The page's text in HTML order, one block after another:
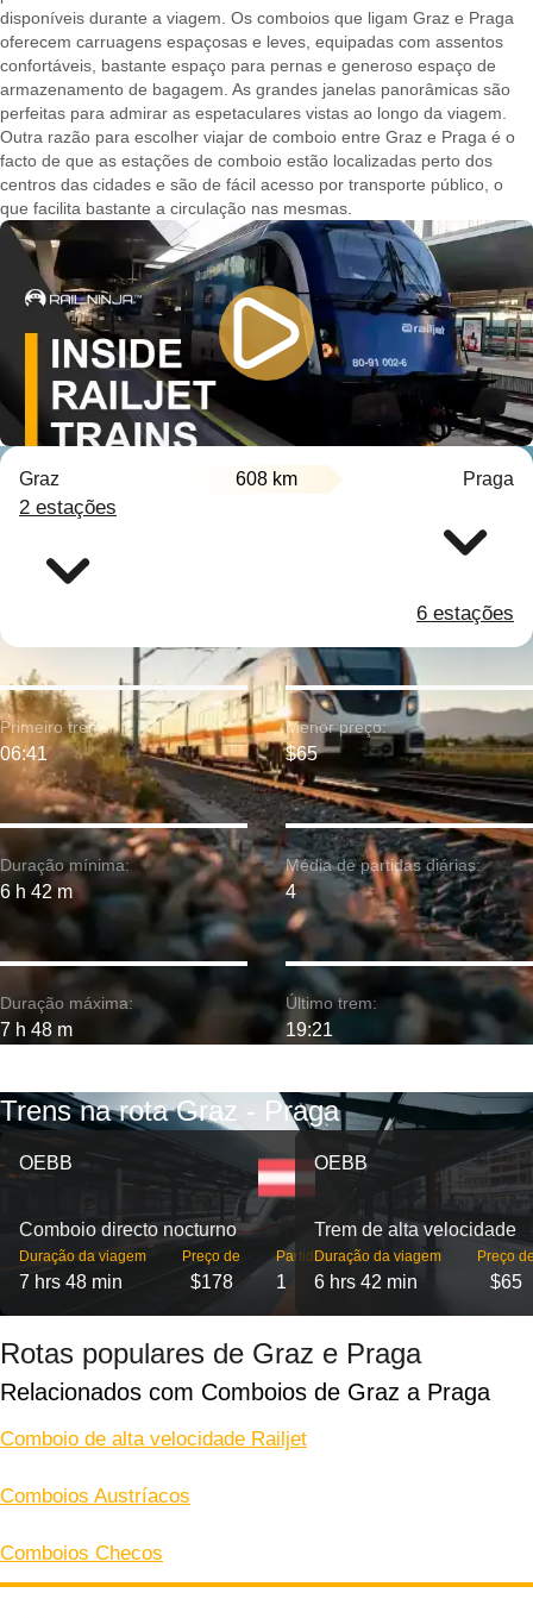
disponíveis durante a viagem. Os comboios que ligam Graz e Praga
oferecem carruagens espaçosas e leves, equipadas com assentos
confortáveis, bastante espaço para pernas e generoso espaço de
armazenamento de bagagem. As grandes janelas panorâmicas são
perfeitas para admirar as espetaculares vistas ao longo da viagem.
Outra razão para escolher viajar de comboio entre Graz e Praga é o
facto de que as estações de comboio estão localizadas perto dos
centros das cidades e são de fácil acesso por transporte público, o
que facilita bastante a circulação nas mesmas.
Graz 608 km Praga
2 estações
6 estações
Duração mínima:
6 h 42 m
Primeiro trem:
06:41
Duração máxima:
7 h 48 m
Menor preço:
$65
Média de partidas diárias:
4
Último trem:
19:21
Trens na rota Graz - Praga
OEBB
Comboio directo nocturno
Duração da viagem
7 hrs 48 min
Preço de
$178
Partidas
1
OEBB
Trem de alta velocidade
Duração da viagem
6 hrs 42 min
Preço
$65
Rotas populares de Graz e Praga
Relacionados com Comboios de Graz a Praga
Comboio de alta velocidade Railjet
Comboios Austríacos
Comboios Checos